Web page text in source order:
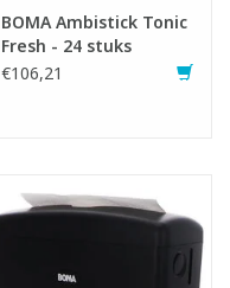
BOMA Ambistick Tonic
Fresh - 24 stuks
€106,21